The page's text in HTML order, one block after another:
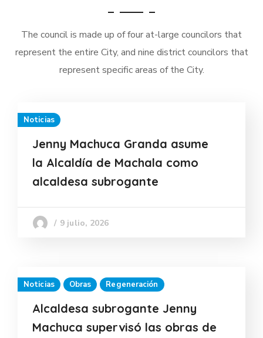
The council is made up of four at-large councilors that
represent the entire City, and nine district councilors that
represent specific areas of the City.
Noticias
Jenny Machuca Granda asume
la Alcaldía de Machala como
alcaldesa subrogante
9 julio, 2026
Noticias Obras Regeneración
Alcaldesa subrogante Jenny
Machuca supervisó las obras de